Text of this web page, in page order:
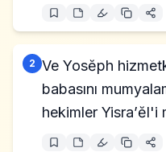
2 Ve Yosĕph
babasını
hekimler Yisra’ĕl'i